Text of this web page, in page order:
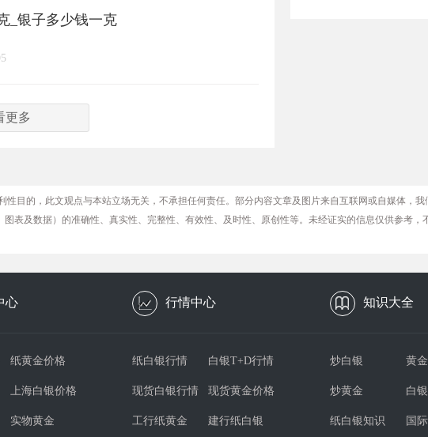
_银子多少钱一克
更多
性目的，此文观点与本站立场无关，不承担任何责任。部分内容文章及图片来自互联网或自媒体，我
表及数据）的准确性、真实性、完整性、有效性、及时性、原创性等。未经证实的信息仅供参考，
心 行情中心 知识大全
纸黄金价格
上海白银价格
实物黄金
纸白银行情 白银T+D行情
现货白银行情 现货黄金价格
工行纸黄金 建行纸白银
炒白银 黄
炒黄金 白
纸白银知识 国